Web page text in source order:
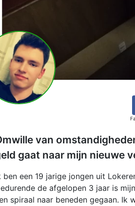
van
gaat naar mijn nieuwe
ben een 19 jarige jongen uit
de afgelopen 3 jaar is
spiraal naar beneden gegaan. Ik